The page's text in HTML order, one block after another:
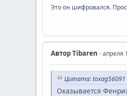
Это он шифровался.
АвторTibaren - апреля
Цитата: toxag56091
Оказывается